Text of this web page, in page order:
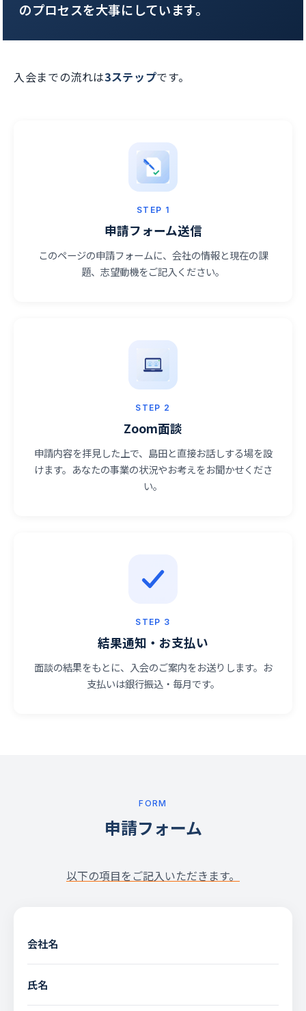
のプロセスを大事にしています。
入会までの流れは3ステップです。
STEP 1
申請フォーム送信
このページの申請フォームに、会社の情報と現在の課
題、志望動機をご記入ください。
STEP 2
Zoom面談
申請内容を拝見した上で、島田と直接お話しする場を設
けます。あなたの事業の状況やお考えをお聞かせくださ
い。
STEP 3
結果通知・お支払い
面談の結果をもとに、入会のご案内をお送りします。お
支払いは銀行振込・毎月です。
FORM
申請フォーム
以下の項目をご記入いただきます。
会社名
氏名